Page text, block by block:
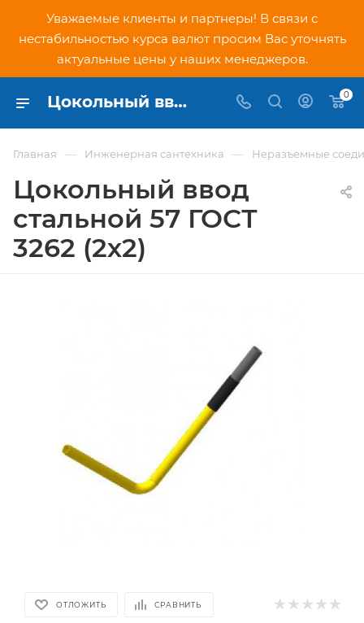
Уважаемые клиенты и партнеры! В связи с
нестабильностью курса валют просим Вас уточнять
актуальные цены у наших менеджеров.
Цокольный ввод стальной 57 ГОСТ 3262 (2х2) - купить по низкой цене в Москве, интернет-магазин PNDtech.ru 0
Главная — Инженерная сантехника — Неразъемные
Цокольный ввод
стальной 57 ГОСТ
3262 (2х2)
ОТЛОЖИТЬ СРАВНИТЬ